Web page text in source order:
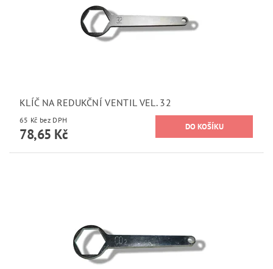
KLÍČ NA REDUKČNÍ VENTIL VEL. 32
65 Kč bez DPH
78,65 Kč